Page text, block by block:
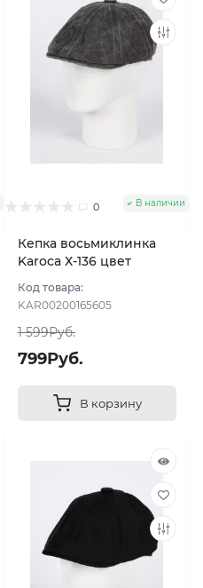
0 В наличии
Кепка восьмиклинка
Karoca Х-136 цвет
Код товара:
KAR00200165605
1 599Руб.
799Руб.
В корзину